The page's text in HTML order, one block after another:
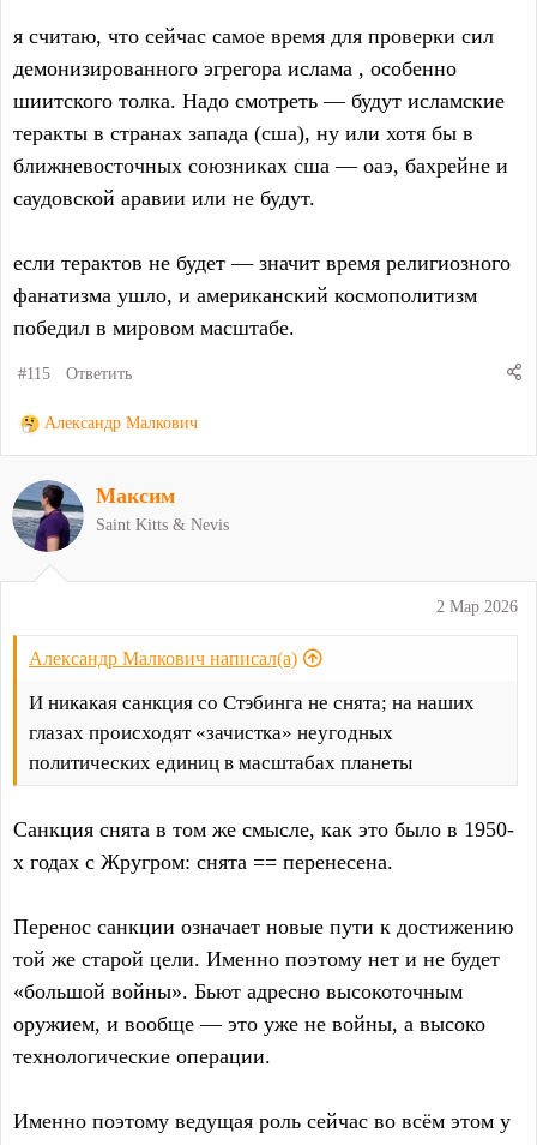
я считаю, что сейчас самое время для проверки сил
демонизированного эгрегора ислама , особенно
шиитского толка. Надо смотреть — будут исламские
теракты в странах запада (сша), ну или хотя бы в
ближневосточных союзниках сша — оаэ, бахрейне и
саудовской аравии или не будут.
если терактов не будет — значит время религиозного
фанатизма ушло, и американский космополитизм
победил в мировом масштабе.
#115 Ответить
Р
к
ц
и
Александр Малкович
2 Мар 2026
Александр Малкович написал(а)
И никакая санкция со Стэбинга не снята; на наших
глазах происходят «зачистка» неугодных
политических единиц в масштабах планеты
Санкция снята в том же смысле, как это было в 1950-
х годах с Жругром: снята == перенесена.
Перенос санкции означает новые пути к достижению
той же старой цели. Именно поэтому нет и не будет
«большой войны». Бьют адресно высокоточным
оружием, и вообще — это уже не войны, а высоко
технологические операции.
Именно поэтому ведущая роль сейчас во всём этом у
Максим
Saint Kitts & Nevis